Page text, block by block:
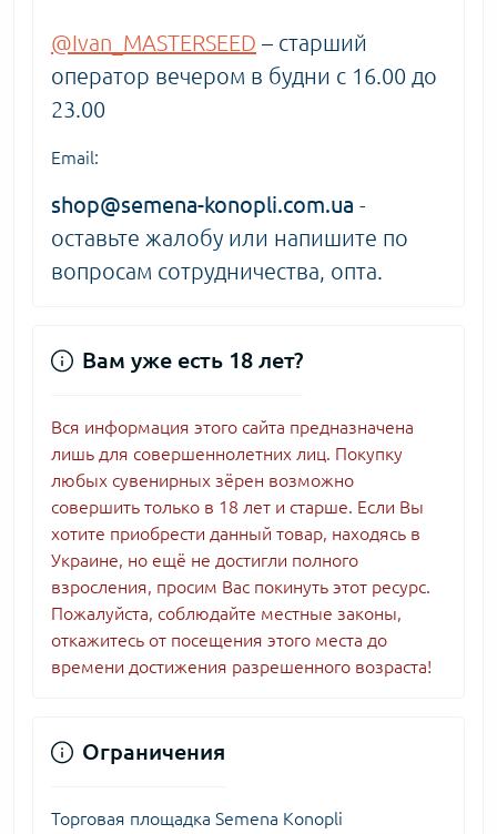
@Ivan_MASTERSEED – старший
оператор вечером в будни с 16.00 до
23.00
Email:
shop@semena-konopli.com.ua -
оставьте жалобу или напишите по
вопросам сотрудничества, опта.
Вам уже есть 18 лет?
Вся информация этого сайта предназначена
лишь для совершеннолетних лиц. Покупку
любых сувенирных зёрен возможно
совершить только в 18 лет и старше. Если Вы
хотите приобрести данный товар, находясь в
Украине, но ещё не достигли полного
взросления, просим Вас покинуть этот ресурс.
Пожалуйста, соблюдайте местные законы,
откажитесь от посещения этого места до
времени достижения разрешенного возраста!
Ограничения
Торговая площадка Semena Konopli